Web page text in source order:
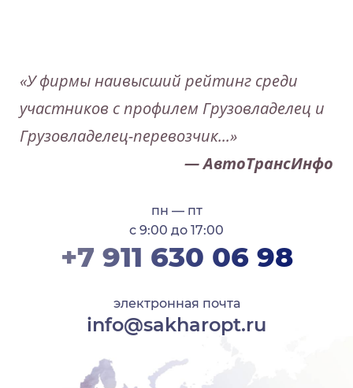
«У фирмы наивысший рейтинг среди
участников с профилем Грузовладелец и
Грузовладелец-перевозчик...»
— АвтоТрансИнфо
пн — пт
с 9:00 до 17:00
+7 911 630 06 98
электронная почта
info@sakharopt.ru